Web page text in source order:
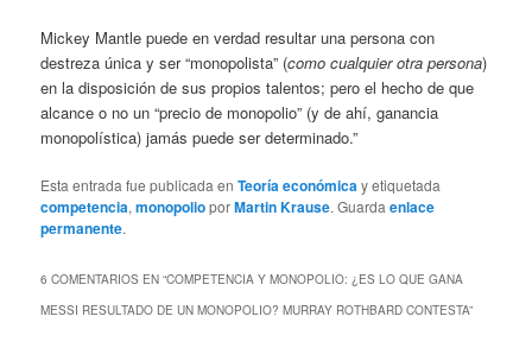
Mickey Mantle puede en verdad resultar una persona con
destreza única y ser “monopolista” (como cualquier otra persona)
en la disposición de sus propios talentos; pero el hecho de que
alcance o no un “precio de monopolio” (y de ahí, ganancia
monopolística) jamás puede ser determinado.”
Esta entrada fue publicada enTeoría económicay etiquetada
competencia,monopolioporMartin Krause. Guardaenlace
permanente.
6 COMENTARIOS EN “COMPETENCIA Y MONOPOLIO: ¿ES LO QUE GANA
MESSI RESULTADO DE UN MONOPOLIO? MURRAY ROTHBARD CONTESTA”